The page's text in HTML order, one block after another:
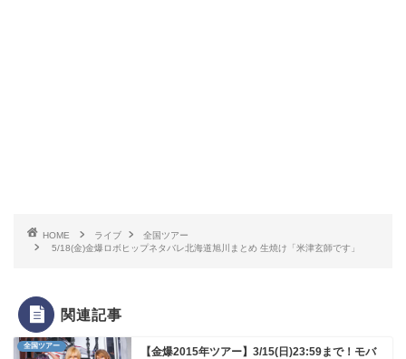
HOME ライブ
全国ツアー
5/18(金)金爆ロボヒップネタバレ北海道旭川まとめ 生焼け「米津玄師です」
関連記事
全国ツアー
【金爆2015年ツアー】3/15(日)23:59まで！モバ